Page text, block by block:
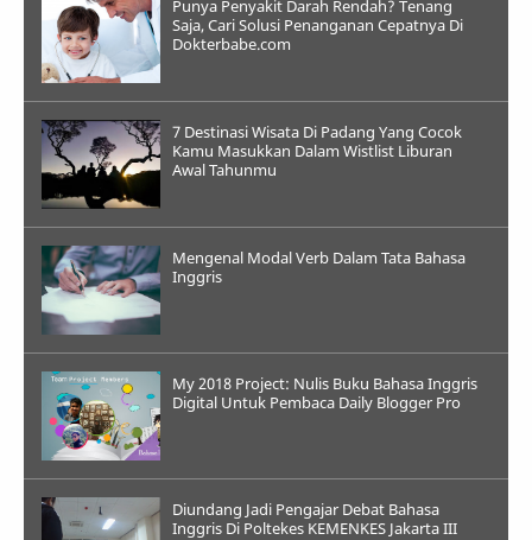
Punya Penyakit Darah Rendah? Tenang
Saja, Cari Solusi Penanganan Cepatnya Di
Dokterbabe.com
7 Destinasi Wisata Di Padang Yang Cocok
Kamu Masukkan Dalam Wistlist Liburan
Awal Tahunmu
Mengenal Modal Verb Dalam Tata Bahasa
Inggris
My 2018 Project: Nulis Buku Bahasa Inggris
Digital Untuk Pembaca Daily Blogger Pro
Diundang Jadi Pengajar Debat Bahasa
Inggris Di Poltekes KEMENKES Jakarta III